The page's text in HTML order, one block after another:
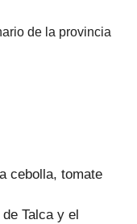
de la provincia
cebolla, tomate
Talca y el